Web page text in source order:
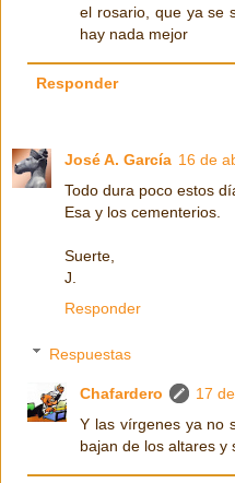
el rosario, que ya se
hay nada mejor
Responder
José A. García 16 de
Todo dura poco estos
Esa y los cementerios.
Suerte,
J.
Responder
Respuestas
Chafardero
17
Y las vírgenes ya no
bajan de los altares y